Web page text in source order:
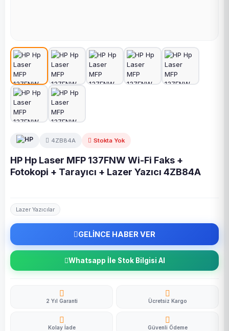
4ZB84A Stokta Yok
HP Hp Laser MFP 137FNW Wi-Fi Faks +
Fotokopi + Tarayıcı + Lazer Yazıcı 4ZB84A
Lazer Yazıcılar
GELİNCE HABER VER
Whatsapp İle Stok Bilgisi Al
2 Yıl Garanti Ücretsiz Kargo
Kolay İade Güvenli Ödeme